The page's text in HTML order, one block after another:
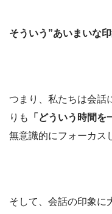
そういう”あいまいな
つまり、私たちは会話
りも
「どういう時間を
無意識的にフォーカス
そして、会話の印象に